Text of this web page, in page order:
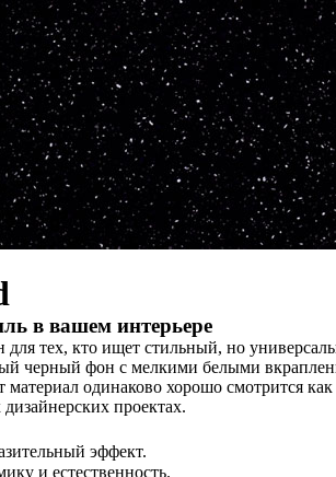
в вашем интерьере
для тех, кто ищет стильный, но
черный фон с мелкими белыми
одинаково хорошо смотрится как
проектах.
эффект.
и естественность.